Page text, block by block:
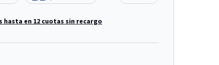
hasta en 12 cuotas sin recargo